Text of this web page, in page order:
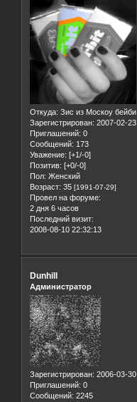
Откуда: Зис из Москоу бейби
Зарегистрирован: 2007-02-23
Приглашений: 0
Сообщений: 173
Уважение: [+1/-0]
Позитив: [+0/-0]
Пол: Женский
Возраст: 35 [1991-07-29]
Провел на форуме:
2 дня 6 часов
Последний визит:
2008-08-10 22:32:13
Dunhill
Администратор
Зарегистрирован: 2006-03-30
Приглашений: 0
Сообщений: 2245